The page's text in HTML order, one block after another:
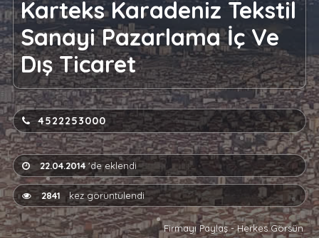
Karteks Karadeniz Tekstil
Sanayi Pazarlama İç Ve
Dış Ticaret
4522253000
22.04.2014'de eklendi
2841 kez görüntülendi
Firmayı Paylaş - Herkes Görsün